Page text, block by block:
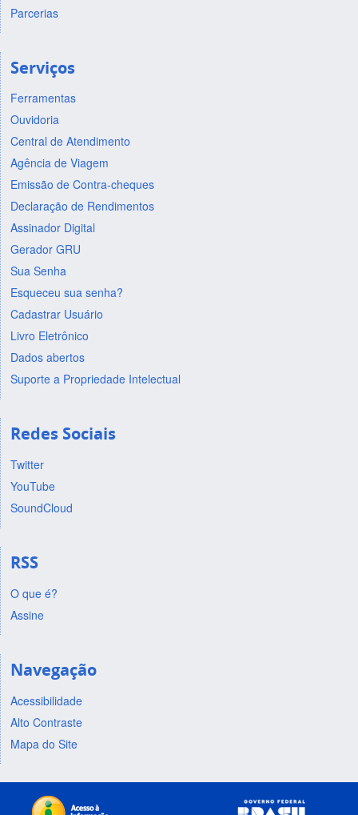
Parcerias
Serviços
Ferramentas
Ouvidoria
Central de Atendimento
Agência de Viagem
Emissão de Contra-cheques
Declaração de Rendimentos
Assinador Digital
Gerador GRU
Sua Senha
Esqueceu sua senha?
Cadastrar Usuário
Livro Eletrônico
Dados abertos
Suporte a Propriedade Intelectual
Redes Sociais
Twitter
YouTube
SoundCloud
RSS
O que é?
Assine
Navegação
Acessibilidade
Alto Contraste
Mapa do Site